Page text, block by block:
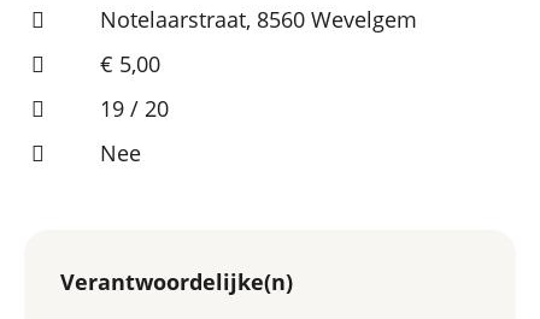
Notelaarstraat, 8560 Wevelgem
€ 5,00
19 / 20
Nee
Verantwoordelijke(n)